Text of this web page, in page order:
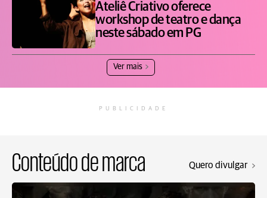
Ateliê Criativo oferece
workshop de teatro e dança
neste sábado em PG
Ver mais
PUBLICIDADE
Conteúdo de marca Quero divulgar